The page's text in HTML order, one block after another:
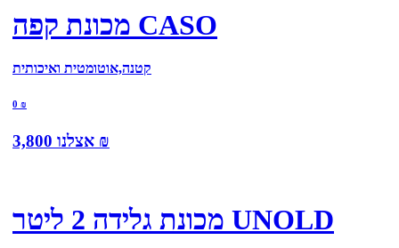
מכונת קפה CASO
קטנה,אוטומטית ואיכותית
0 ₪
אצלנו 3,800 ₪
מכונת גלידה 2 ליטר UNOLD